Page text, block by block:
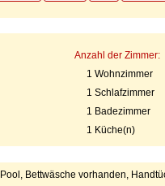
Anzahl der Zimmer:
1 Wohnzimmer
1 Schlafzimmer
1 Badezimmer
1 Küche(n)
Pool, Bettwäsche vorhanden,